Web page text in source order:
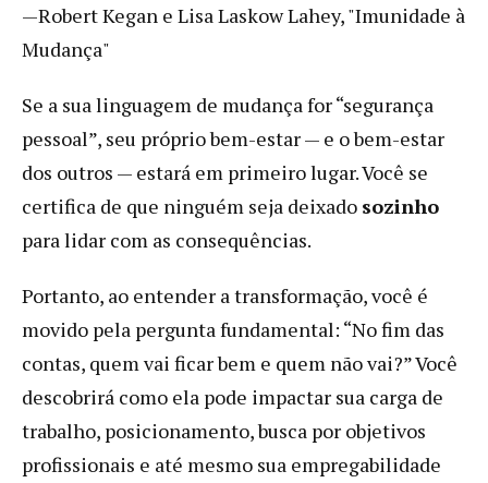
—Robert Kegan e Lisa Laskow Lahey, "Imunidade à
Mudança"
Se a sua linguagem de mudança for “segurança
pessoal”, seu próprio bem-estar — e o bem-estar
dos outros — estará em primeiro lugar. Você se
certifica de que ninguém seja deixado sozinho
para lidar com as consequências.
Portanto, ao entender a transformação, você é
movido pela pergunta fundamental: “No fim das
contas, quem vai ficar bem e quem não vai?” Você
descobrirá como ela pode impactar sua carga de
trabalho, posicionamento, busca por objetivos
profissionais e até mesmo sua empregabilidade